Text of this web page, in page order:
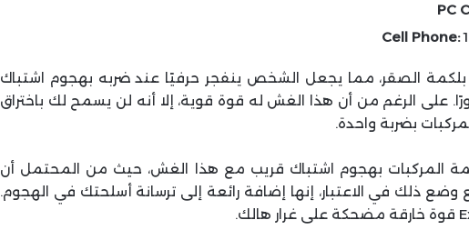
PC
Cell Phone:
الصقر، مما يجعل الشخص ينفجر حرفيًا عند ضربه بهجوم اشتباك
على الرغم من أن هذا الغش له قوة قوية، إلا أنه لن يسمح لك باختراق
بضربة واحدة.
المركبات بهجوم اشتباك قريب مع هذا الغش، حيث من المحتمل أن
وضع ذلك في الاعتبار، إنها إضافة رائعة إلى ترسانة أسلحتك في الهجوم.